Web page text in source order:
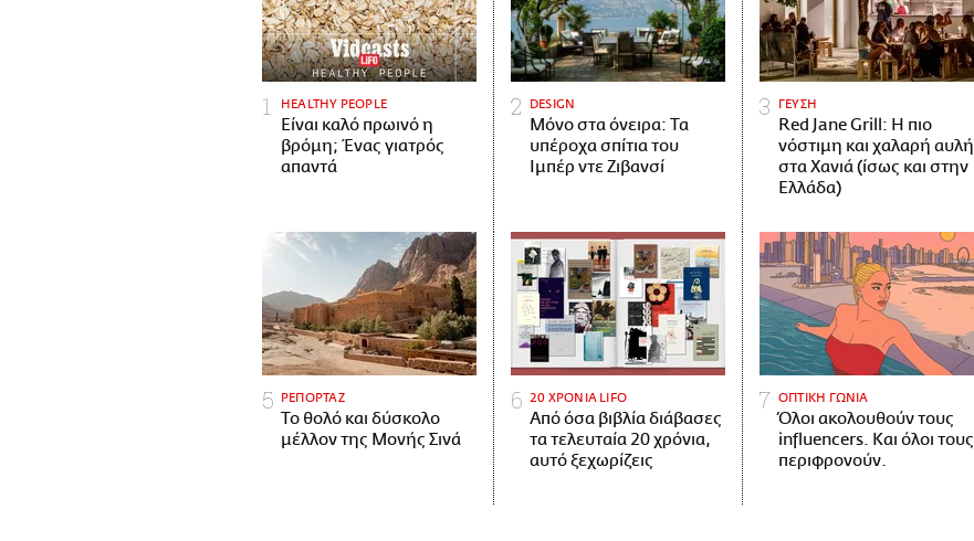
HEALTHY PEOPLE
Είναι καλό πρωινό η
βρόμη; Ένας γιατρός
απαντά
DESIGN
Μόνο στα όνειρα: Τα
υπέροχα σπίτια του
Ιμπέρ ντε Ζιβανσί
ΓΕΥΣΗ
Red Jane Grill: Η πιο
νόστιμη και χαλαρή αυλή
στα Χανιά (ίσως και στην
Ελλάδα)
ΡΕΠΟΡΤΑΖ
Το θολό και δύσκολο
μέλλον της Μονής Σινά
20 ΧΡΟΝΙΑ LIFO
Από όσα βιβλία διάβασες
τα τελευταία 20 χρόνια,
αυτό ξεχωρίζεις
ΟΠΤΙΚΗ ΓΩΝΙΑ
Όλοι ακολουθούν τους
influencers. Και όλοι τους
περιφρονούν.